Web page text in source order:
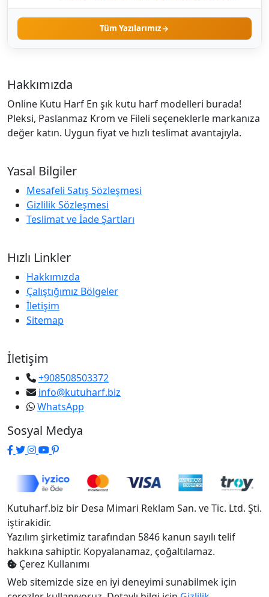
Tüm Yazılarımız
Hakkımızda
Online Kutu Harf En şık kutu harf modelleri burada!
Pleksi, Paslanmaz Krom ve Fileli seçeneklerle markanıza
değer katın. Uygun fiyat ve hızlı teslimat avantajıyla.
Yasal Bilgiler
Mesafeli Satış Sözleşmesi
Gizlilik Sözleşmesi
Teslimat ve İade Şartları
Hızlı Linkler
Hakkımızda
Çalıştığımız Bölgeler
İletişim
Sitemap
İletişim
+908508503372
info@kutuharf.biz
WhatsApp
Sosyal Medya
Kutuharf.biz bir Desa Mimari Reklam San. ve Tic. Ltd. Şti.
iştirakidir.
Yazılım şirketimiz tarafından 5846 kanun sayılı telif
hakkına sahiptir. Kopyalanamaz, çoğaltılamaz.
Çerez Kullanımı
Web sitemizde size en iyi deneyimi sunabilmek için